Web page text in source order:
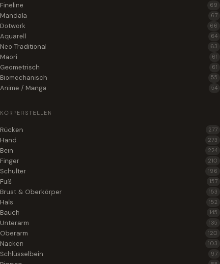
Fineline 69
Mandala 67
Dotwork 66
Aquarell 64
Neo Traditional 63
Maori 61
Geometrisch 61
Biomechanisch 55
Anime / Manga 54
KÖRPERSTELLEN
Rücken 277
Hand 273
Bein 224
Finger 210
Schulter 196
Fuß 157
Brust & Oberkörper 153
Hals 152
Bauch 145
Unterarm 135
Oberarm 120
Nacken 103
Schlüsselbein 97